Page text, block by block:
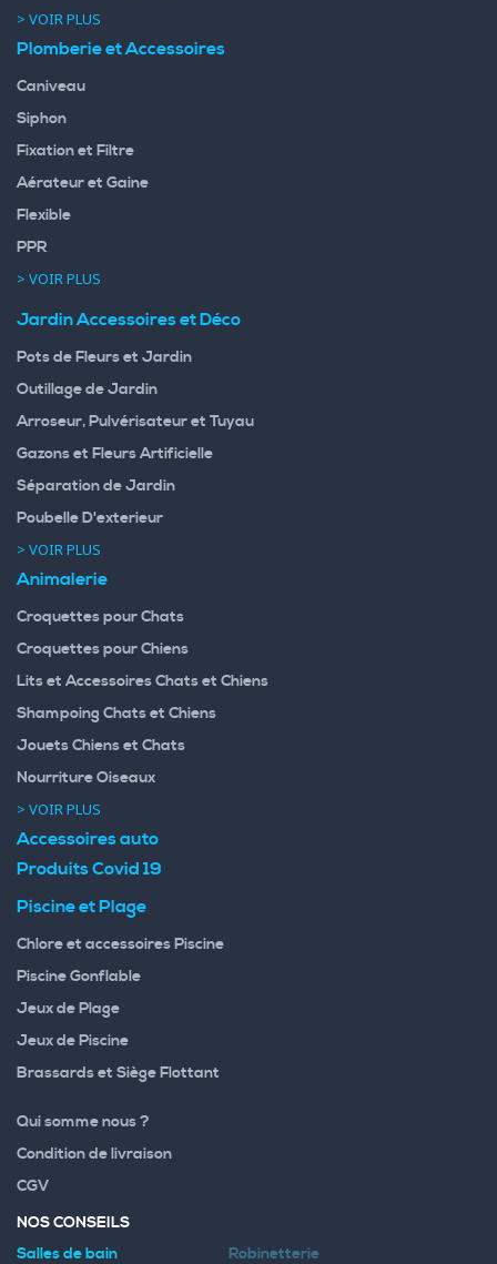
> VOIR PLUS
Plomberie et Accessoires
Caniveau
Siphon
Fixation et Filtre
Aérateur et Gaine
Flexible
PPR
> VOIR PLUS
Jardin Accessoires et Déco
Pots de Fleurs et Jardin
Outillage de Jardin
Arroseur, Pulvérisateur et Tuyau
Gazons et Fleurs Artificielle
Séparation de Jardin
Poubelle D'exterieur
> VOIR PLUS
Animalerie
Croquettes pour Chats
Croquettes pour Chiens
Lits et Accessoires Chats et Chiens
Shampoing Chats et Chiens
Jouets Chiens et Chats
Nourriture Oiseaux
> VOIR PLUS
Accessoires auto
Produits Covid 19
Piscine et Plage
Chlore et accessoires Piscine
Piscine Gonflable
Jeux de Plage
Jeux de Piscine
Brassards et Siège Flottant
Qui somme nous ?
Condition de livraison
CGV
NOS CONSEILS
Salles de bain
Robinetterie